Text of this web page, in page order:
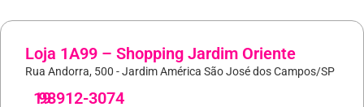
Loja 1A99 – Shopping Jardim Oriente
Rua Andorra, 500 - Jardim América São José dos Campos/SP
19
98912-3074